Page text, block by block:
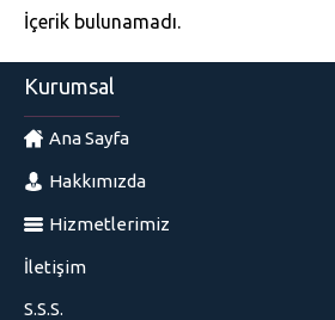
İçerik bulunamadı.
Kurumsal
Ana Sayfa
Hakkımızda
Hizmetlerimiz
İletişim
S.S.S.